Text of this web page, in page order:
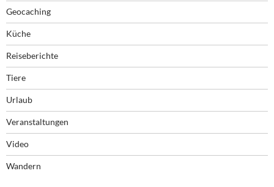
Geocaching
Küche
Reiseberichte
Tiere
Urlaub
Veranstaltungen
Video
Wandern